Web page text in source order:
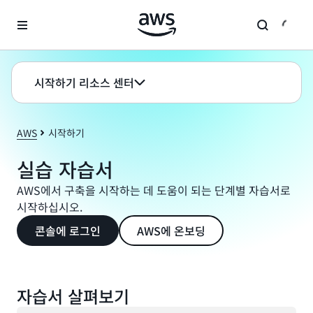
시작하기 리소스 센터
AWS 시작하기
실습 자습서
AWS에서 구축을 시작하는 데 도움이 되는 단계별 자습서로
시작하십시오.
콘솔에 로그인
AWS에 온보딩
자습서 살펴보기